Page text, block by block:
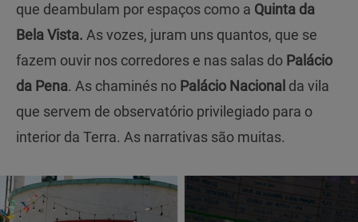
que deambulam por espaços como a Quinta da
Bela Vista. As vozes, juram uns quantos, que se
fazem ouvir nos corredores e nas salas do Palácio
da Pena. As chaminés no Palácio Nacional da vila
que servem de observatório privilegiado para o
interior da Terra. As narrativas são muitas.